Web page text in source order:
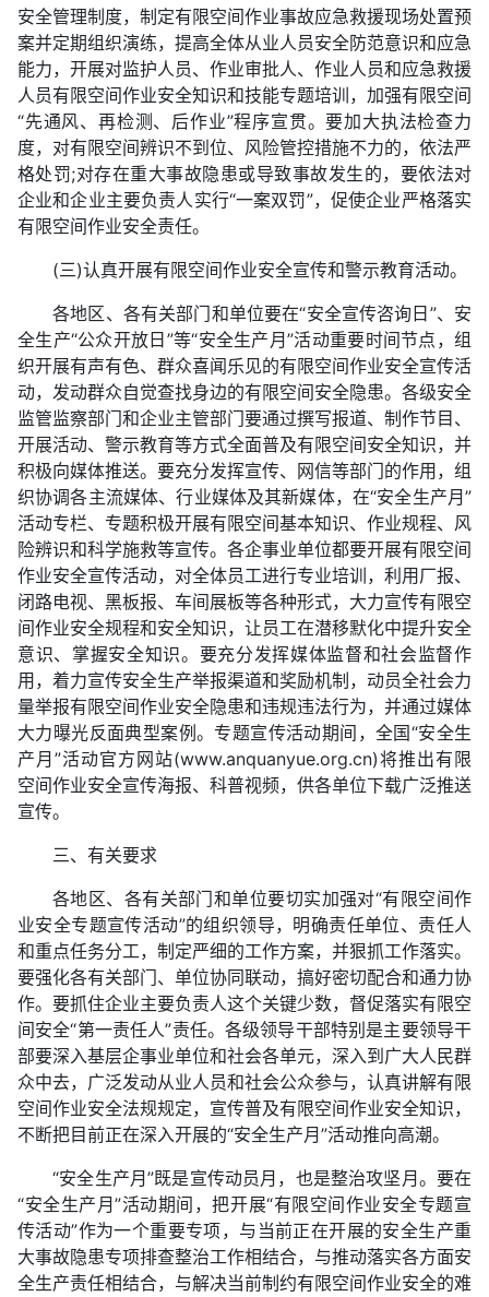
安全管理制度，制定有限空间作业事故应急救援现场处置预
案并定期组织演练，提高全体从业人员安全防范意识和应急
能力，开展对监护人员、作业审批人、作业人员和应急救援
人员有限空间作业安全知识和技能专题培训，加强有限空间
“先通风、再检测、后作业”程序宣贯。要加大执法检查力
度，对有限空间辨识不到位、风险管控措施不力的，依法严
格处罚;对存在重大事故隐患或导致事故发生的，要依法对
企业和企业主要负责人实行“一案双罚”，促使企业严格落实
有限空间作业安全责任。
(三)认真开展有限空间作业安全宣传和警示教育活动。
各地区、各有关部门和单位要在“安全宣传咨询日”、安
全生产“公众开放日”等“安全生产月”活动重要时间节点，组
织开展有声有色、群众喜闻乐见的有限空间作业安全宣传活
动，发动群众自觉查找身边的有限空间安全隐患。各级安全
监管监察部门和企业主管部门要通过撰写报道、制作节目、
开展活动、警示教育等方式全面普及有限空间安全知识，并
积极向媒体推送。要充分发挥宣传、网信等部门的作用，组
织协调各主流媒体、行业媒体及其新媒体，在“安全生产月”
活动专栏、专题积极开展有限空间基本知识、作业规程、风
险辨识和科学施救等宣传。各企事业单位都要开展有限空间
作业安全宣传活动，对全体员工进行专业培训，利用厂报、
闭路电视、黑板报、车间展板等各种形式，大力宣传有限空
间作业安全规程和安全知识，让员工在潜移默化中提升安全
意识、掌握安全知识。要充分发挥媒体监督和社会监督作
用，着力宣传安全生产举报渠道和奖励机制，动员全社会力
量举报有限空间作业安全隐患和违规违法行为，并通过媒体
大力曝光反面典型案例。专题宣传活动期间，全国“安全生
产月”活动官方网站(www.anquanyue.org.cn)将推出有限
空间作业安全宣传海报、科普视频，供各单位下载广泛推送
宣传。
三、有关要求
各地区、各有关部门和单位要切实加强对“有限空间作
业安全专题宣传活动”的组织领导，明确责任单位、责任人
和重点任务分工，制定严细的工作方案，并狠抓工作落实。
要强化各有关部门、单位协同联动，搞好密切配合和通力协
作。要抓住企业主要负责人这个关键少数，督促落实有限空
间安全“第一责任人”责任。各级领导干部特别是主要领导干
部要深入基层企事业单位和社会各单元，深入到广大人民群
众中去，广泛发动从业人员和社会公众参与，认真讲解有限
空间作业安全法规规定，宣传普及有限空间作业安全知识，
不断把目前正在深入开展的“安全生产月”活动推向高潮。
“安全生产月”既是宣传动员月，也是整治攻坚月。要在
“安全生产月”活动期间，把开展“有限空间作业安全专题宣
传活动”作为一个重要专项，与当前正在开展的安全生产重
大事故隐患专项排查整治工作相结合，与推动落实各方面安
全生产责任相结合，与解决当前制约有限空间作业安全的难